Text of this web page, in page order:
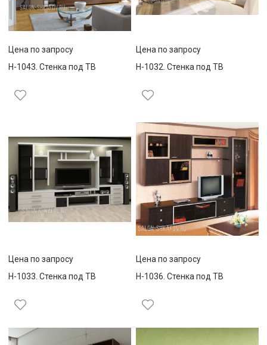
Цена по запросу
Н-1043. Стенка под ТВ
Цена по запросу
Н-1032. Стенка под ТВ
Цена по запросу
Н-1033. Стенка под ТВ
Цена по запросу
Н-1036. Стенка под ТВ